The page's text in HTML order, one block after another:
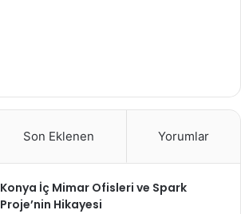
Son Eklenen Yorumlar
Konya İç Mimar Ofisleri ve Spark
Proje’nin Hikayesi